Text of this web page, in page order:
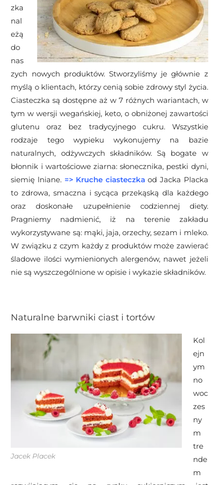
zka
nal
eżą
do
nas
zych nowych produktów. Stworzyliśmy je głównie z
myślą o klientach, którzy cenią sobie zdrowy styl życia.
Ciasteczka są dostępne aż w 7 różnych wariantach, w
tym w wersji wegańskiej, keto, o obniżonej zawartości
glutenu oraz bez tradycyjnego cukru. Wszystkie
rodzaje tego wypieku wykonujemy na bazie
naturalnych, odżywczych składników. Są bogate w
błonnik i wartościowe ziarna: słonecznika, pestki dyni,
siemię lniane. => Kruche ciasteczka od Jacka Placka
to zdrowa, smaczna i sycąca przekąską dla każdego
oraz doskonałe uzupełnienie codziennej diety.
Pragniemy nadmienić, iż na terenie zakładu
wykorzystywane są: mąki, jaja, orzechy, sezam i mleko.
W związku z czym każdy z produktów może zawierać
śladowe ilości wymienionych alergenów, nawet jeżeli
nie są wyszczególnione w opisie i wykazie składników.
Naturalne barwniki ciast i tortów
Jacek Placek
Kol
ejn
ym
no
woc
zes
ny
m
tre
nde
m